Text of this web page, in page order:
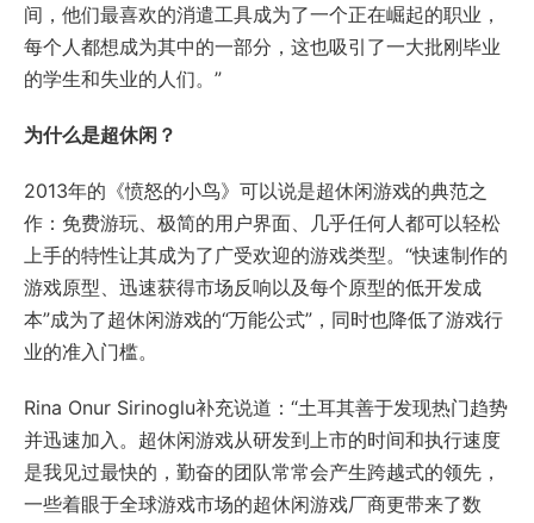
间，他们最喜欢的消遣工具成为了一个正在崛起的职业，
每个人都想成为其中的一部分，这也吸引了一大批刚毕业
的学生和失业的人们。”
为什么是超休闲？
2013年的《愤怒的小鸟》可以说是超休闲游戏的典范之
作：免费游玩、极简的用户界面、几乎任何人都可以轻松
上手的特性让其成为了广受欢迎的游戏类型。“快速制作的
游戏原型、迅速获得市场反响以及每个原型的低开发成
本”成为了超休闲游戏的“万能公式”，同时也降低了游戏行
业的准入门槛。
Rina Onur Sirinoglu补充说道：“土耳其善于发现热门趋势
并迅速加入。超休闲游戏从研发到上市的时间和执行速度
是我见过最快的，勤奋的团队常常会产生跨越式的领先，
一些着眼于全球游戏市场的超休闲游戏厂商更带来了数